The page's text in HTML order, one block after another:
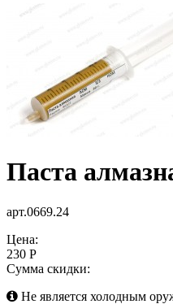
Паста
арт.0669.24
Цена:
230 Р
Сумма скидки:
Не является холодным